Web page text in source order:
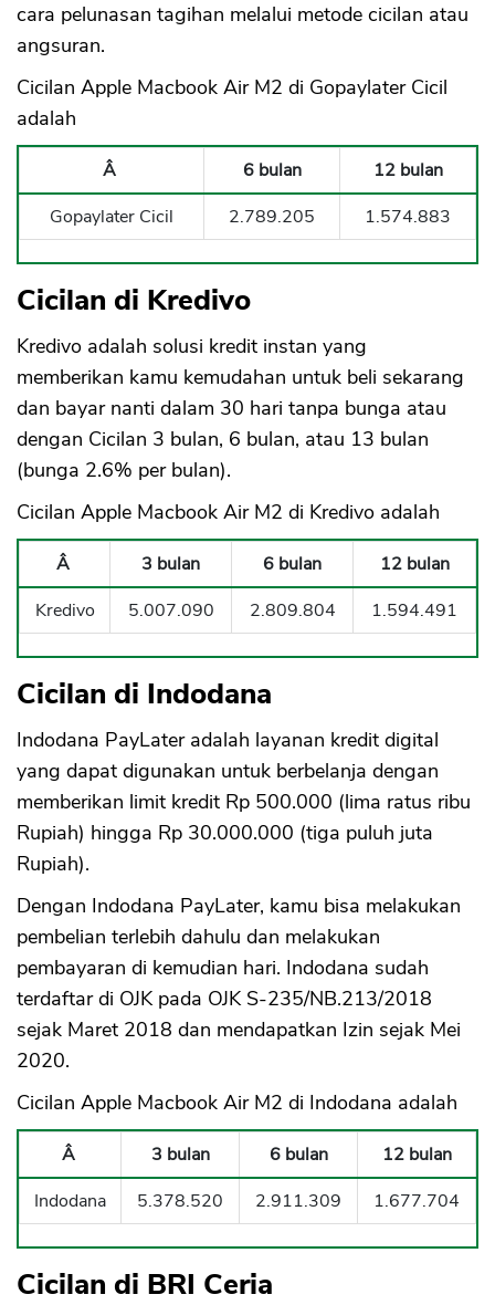
cara pelunasan tagihan melalui metode cicilan atau
angsuran.
Cicilan Apple Macbook Air M2 di Gopaylater Cicil
adalah
Â 6 bulan
12 bulan
Gopaylater Cicil
2.789.205 1.574.883
Cicilan di Kredivo
Kredivo adalah solusi kredit instan yang
memberikan kamu kemudahan untuk beli sekarang
dan bayar nanti dalam 30 hari tanpa bunga atau
dengan Cicilan 3 bulan, 6 bulan, atau 13 bulan
(bunga 2.6% per bulan).
Cicilan Apple Macbook Air M2 di Kredivo adalah
Â 3 bulan 6 bulan
12 bulan
Kredivo
5.007.090 2.809.804 1.594.491
Cicilan di Indodana
Indodana PayLater adalah layanan kredit digital
yang dapat digunakan untuk berbelanja dengan
memberikan limit kredit Rp 500.000 (lima ratus ribu
Rupiah) hingga Rp 30.000.000 (tiga puluh juta
Rupiah).
Dengan Indodana PayLater, kamu bisa melakukan
pembelian terlebih dahulu dan melakukan
pembayaran di kemudian hari. Indodana sudah
terdaftar di OJK pada OJK S-235/NB.213/2018
sejak Maret 2018 dan mendapatkan Izin sejak Mei
2020.
Cicilan Apple Macbook Air M2 di Indodana adalah
Â 3 bulan 6 bulan
12 bulan
Indodana
5.378.520 2.911.309 1.677.704
Cicilan di BRI Ceria